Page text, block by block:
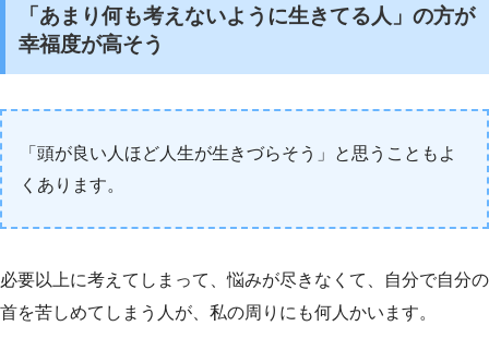
「あまり何も考えないように生きてる人」の方が
幸福度が高そう
「頭が良い人ほど人生が生きづらそう」と思うこともよ
くあります。
必要以上に考えてしまって、悩みが尽きなくて、自分で自分の
首を苦しめてしまう人が、私の周りにも何人かいます。